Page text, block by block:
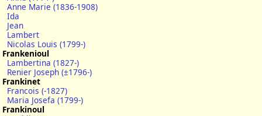
Anne Marie (1836-1908)
Ida
Jean
Lambert
Nicolas Louis (1799-)
Frankenioul
Lambertina (1827-)
Renier Joseph (±1796-)
Frankinet
Francois (-1827)
Maria Josefa (1799-)
Frankinoul